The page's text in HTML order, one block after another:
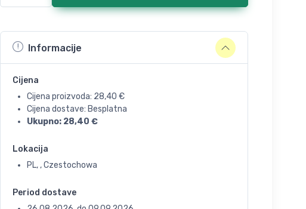
Informacije
Cijena
Cijena proizvoda: 28,40 €
Cijena dostave: Besplatna
Ukupno: 28,40 €
Lokacija
PL, , Czestochowa
Period dostave